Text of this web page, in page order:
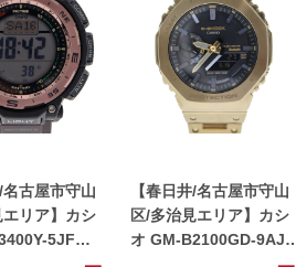
/名古屋市守山
エリア】カシ
【春日井/名古屋市守山
区/多治見エリア】カシ
オ GM-B2100GD-9AJF